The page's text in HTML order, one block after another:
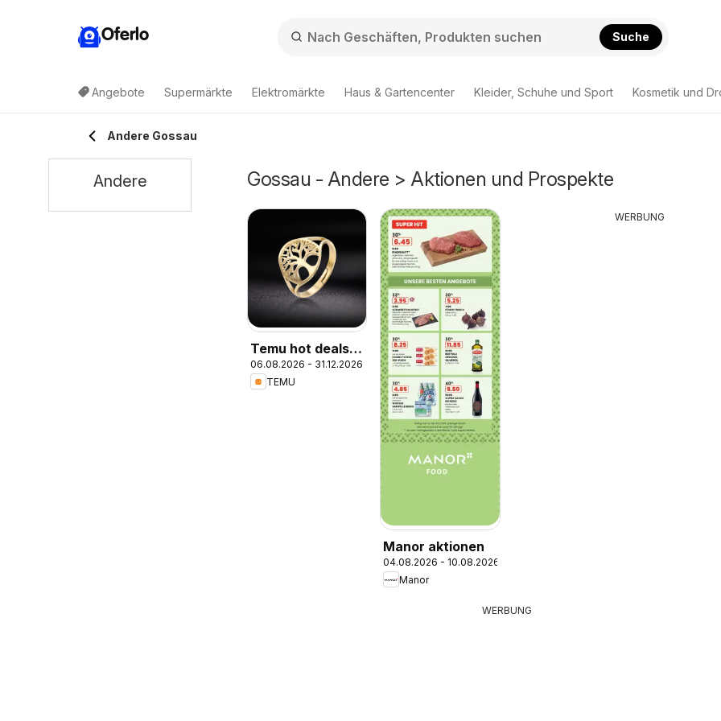
Oferlo Suche
Angebote Supermärkte Elektromärkte Haus & Gartencenter Kleider, Schuhe und Sport Kosmetik und
Andere Gossau
Gossau - Andere > Aktionen und Prospekte
Temu hot deals –
Switzerland
06.08.2026 - 31.12.2026
TEMU
Manor aktionen
04.08.2026 - 10.08.2026
Manor
WERBUNG
WERBUNG
Andere